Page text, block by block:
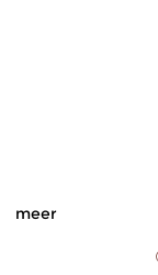
meer